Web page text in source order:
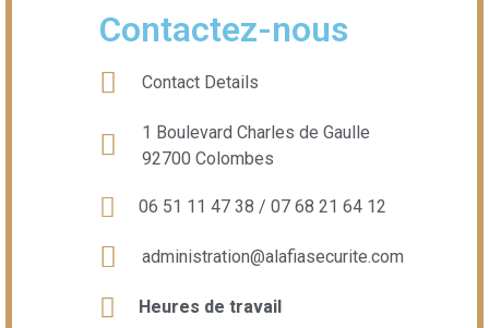
Contactez-nous
Contact Details
1 Boulevard Charles de Gaulle
92700 Colombes
06 51 11 47 38 / 07 68 21 64 12
administration@alafiasecurite.com
Heures de travail